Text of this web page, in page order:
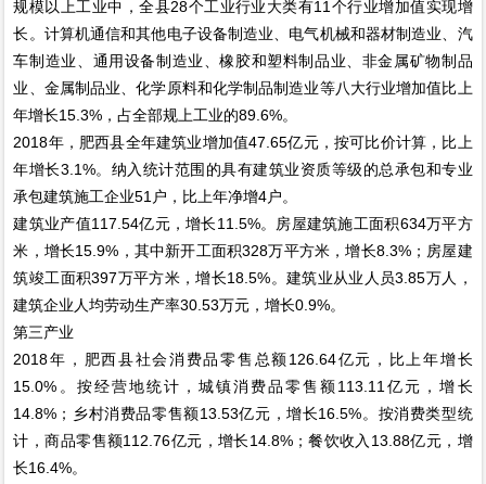
规模以上工业中，全县28个工业行业大类有11个行业增加值实现增
长。计算机通信和其他电子设备制造业、电气机械和器材制造业、汽
车制造业、通用设备制造业、橡胶和塑料制品业、非金属矿物制品
业、金属制品业、化学原料和化学制品制造业等八大行业增加值比上
年增长15.3%，占全部规上工业的89.6%。
2018年，肥西县全年建筑业增加值47.65亿元，按可比价计算，比上
年增长3.1%。纳入统计范围的具有建筑业资质等级的总承包和专业
承包建筑施工企业51户，比上年净增4户。
建筑业产值117.54亿元，增长11.5%。房屋建筑施工面积634万平方
米，增长15.9%，其中新开工面积328万平方米，增长8.3%；房屋建
筑竣工面积397万平方米，增长18.5%。建筑业从业人员3.85万人，
建筑企业人均劳动生产率30.53万元，增长0.9%。
第三产业
2018年，肥西县社会消费品零售总额126.64亿元，比上年增长
15.0%。按经营地统计，城镇消费品零售额113.11亿元，增长
14.8%；乡村消费品零售额13.53亿元，增长16.5%。按消费类型统
计，商品零售额112.76亿元，增长14.8%；餐饮收入13.88亿元，增
长16.4%。